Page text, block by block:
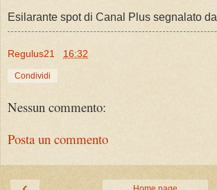
Esilarante spot di Canal Plus segnalato da
Regulus21 16:32
Condividi
Nessun commento:
Posta un commento